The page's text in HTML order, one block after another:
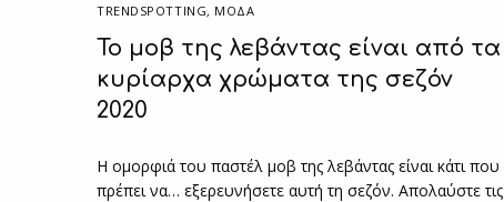
TRENDSPOTTING, ΜΟΔΑ
To μοβ της λεβάντας είναι από τα
κυρίαρχα χρώματα της σεζόν
2020
Η ομορφιά του παστέλ μοβ της λεβάντας είναι κάτι που
πρέπει να… εξερευνήσετε αυτή τη σεζόν. Απολαύστε τις